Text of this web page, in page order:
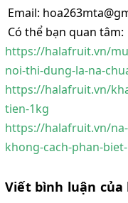
Email:
Có thể bạn quan tâm:
https://halafruit.vn/
noi-thi-dung-la-na-
https://halafruit.vn/
tien-1kg
https://halafruit.vn/
khong-cach-phan-
Viết bình luận của